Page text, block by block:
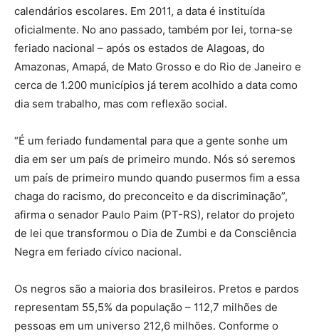
calendários escolares. Em 2011, a data é instituída
oficialmente. No ano passado, também por lei, torna-se
feriado nacional – após os estados de Alagoas, do
Amazonas, Amapá, de Mato Grosso e do Rio de Janeiro e
cerca de 1.200 municípios já terem acolhido a data como
dia sem trabalho, mas com reflexão social.
“É um feriado fundamental para que a gente sonhe um
dia em ser um país de primeiro mundo. Nós só seremos
um país de primeiro mundo quando pusermos fim a essa
chaga do racismo, do preconceito e da discriminação”,
afirma o senador Paulo Paim (PT-RS), relator do projeto
de lei que transformou o Dia de Zumbi e da Consciência
Negra em feriado cívico nacional.
Os negros são a maioria dos brasileiros. Pretos e pardos
representam 55,5% da população – 112,7 milhões de
pessoas em um universo 212,6 milhões. Conforme o